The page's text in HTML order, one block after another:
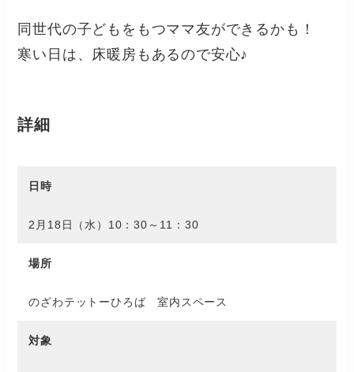
同世代の子どもをもつママ友ができるかも！
寒い日は、床暖房もあるので安心♪
詳細
日時
2月18日（水）10：30～11：30
場所
のざわテットーひろば 室内スペース
対象